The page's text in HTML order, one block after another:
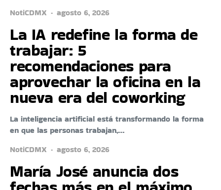
NotiCDMX
agosto 6, 2026
La IA redefine la forma de
trabajar: 5
recomendaciones para
aprovechar la oficina en la
nueva era del coworking
La inteligencia artificial está transformando la forma
en que las personas trabajan,…
NotiCDMX
agosto 6, 2026
María José anuncia dos